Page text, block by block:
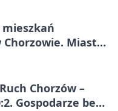
mieszkań
Miasto
Chorzów –
Gospodarze bez